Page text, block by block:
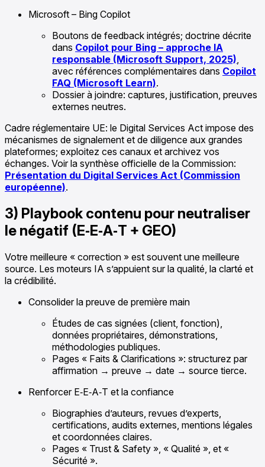
Microsoft – Bing Copilot
Boutons de feedback intégrés; doctrine décrite
dans Copilot pour Bing – approche IA
responsable (Microsoft Support, 2025),
avec références complémentaires dans Copilot
FAQ (Microsoft Learn).
Dossier à joindre: captures, justification, preuves
externes neutres.
Cadre réglementaire UE: le Digital Services Act impose des
mécanismes de signalement et de diligence aux grandes
plateformes; exploitez ces canaux et archivez vos
échanges. Voir la synthèse officielle de la Commission:
Présentation du Digital Services Act (Commission
européenne).
3) Playbook contenu pour neutraliser
le négatif (E‑E‑A‑T + GEO)
Votre meilleure « correction » est souvent une meilleure
source. Les moteurs IA s’appuient sur la qualité, la clarté et
la crédibilité.
Consolider la preuve de première main
Études de cas signées (client, fonction),
données propriétaires, démonstrations,
méthodologies publiques.
Pages « Faits & Clarifications »: structurez par
affirmation → preuve → date → source tierce.
Renforcer E‑E‑A‑T et la confiance
Biographies d’auteurs, revues d’experts,
certifications, audits externes, mentions légales
et coordonnées claires.
Pages « Trust & Safety », « Qualité », et «
Sécurité ».